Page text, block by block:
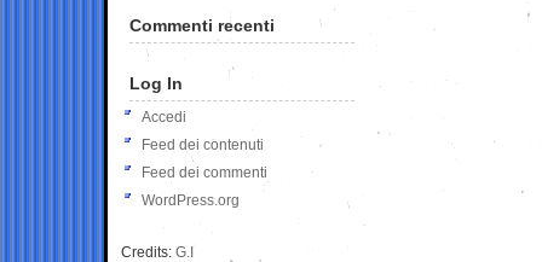
Commenti recenti
Log In
Accedi
Feed dei contenuti
Feed dei commenti
WordPress.org
Credits: G.I